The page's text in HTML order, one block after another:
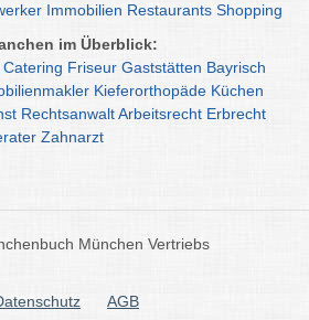
Immobilien Restaurants Shopping
im Überblick:
Catering Friseur Gaststätten Bayrisch
Kieferorthopäde Küchen
RechtsanwaltArbeitsrecht Erbrecht
Zahnarzt
München Vertriebs
AGB